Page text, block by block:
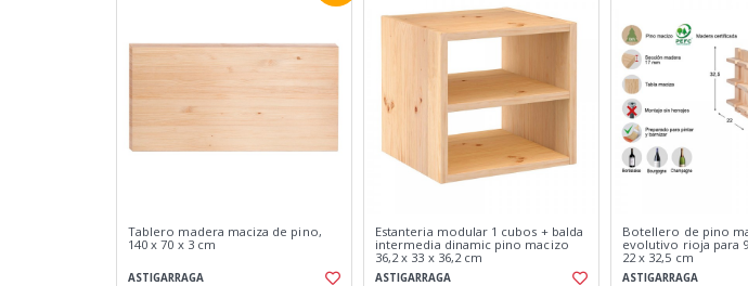
Tablero madera maciza de pino,
140 x 70 x 3 cm
ASTIGARRAGA
Estanteria modular 1 cubos + balda
intermedia dinamic pino macizo
36,2 x 33 x 36,2 cm
ASTIGARRAGA
Botellero de pino
evolutivo rioja para
22 x 32,5 cm
ASTIGARRAGA